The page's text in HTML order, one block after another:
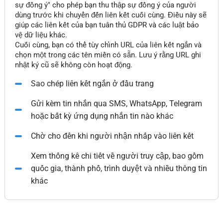
sự đồng ý" cho phép bạn thu thập sự đồng ý của người
dùng trước khi chuyển đến liên kết cuối cùng. Điều này sẽ
giúp các liên kết của bạn tuân thủ GDPR và các luật bảo
vệ dữ liệu khác.
Cuối cùng, bạn có thể tùy chỉnh URL của liên kết ngắn và
chọn một trong các tên miền có sẵn. Lưu ý rằng URL ghi
nhật ký cũ sẽ không còn hoạt động.
Sao chép liên kết ngắn ở đầu trang
Gửi kèm tin nhắn qua SMS, WhatsApp, Telegram
hoặc bất kỳ ứng dụng nhắn tin nào khác
Chờ cho đến khi người nhận nhấp vào liên kết
Xem thống kê chi tiết về người truy cập, bao gồm
quốc gia, thành phố, trình duyệt và nhiều thông tin
khác